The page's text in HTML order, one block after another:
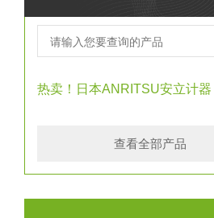
热卖！日本ANRITSU安立计器
查看全部产品